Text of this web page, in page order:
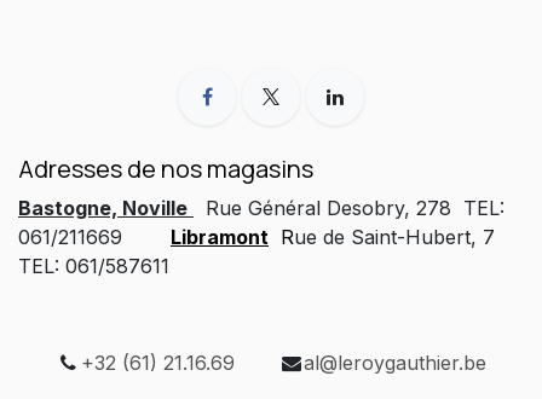
Adresses de nos magasins
Bastogne, Noville
Rue Général Desobry, 278 TEL:
061/211669
Libramont Rue de Saint-Hubert, 7
TEL: 061/587611
+32 (61) 21.16.69 al@leroygauthier.be